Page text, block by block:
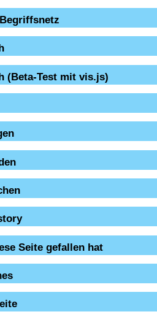
(Beta-Test mit vis.js)
Seite gefallen hat